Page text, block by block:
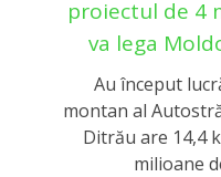
proiectul de 4
va lega
Au început
montan al
Ditrău are 14,4
milioane